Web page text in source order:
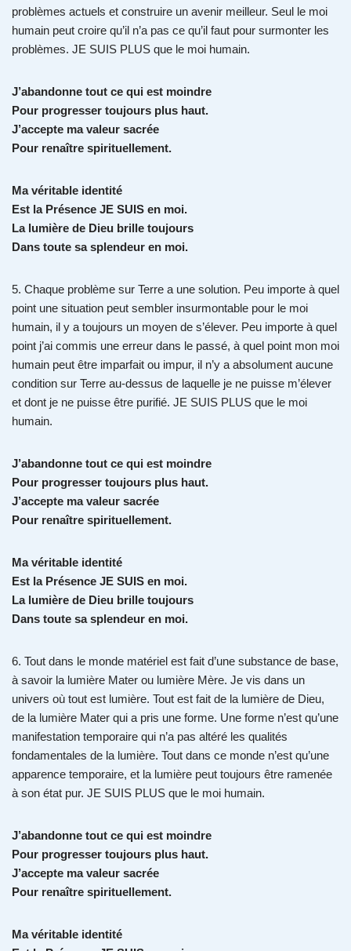
problèmes actuels et construire un avenir meilleur. Seul le moi
humain peut croire qu’il n’a pas ce qu’il faut pour surmonter les
problèmes. JE SUIS PLUS que le moi humain.
J’abandonne tout ce qui est moindre
Pour progresser toujours plus haut.
J’accepte ma valeur sacrée
Pour renaître spirituellement.
Ma véritable identité
Est la Présence JE SUIS en moi.
La lumière de Dieu brille toujours
Dans toute sa splendeur en moi.
5. Chaque problème sur Terre a une solution. Peu importe à quel
point une situation peut sembler insurmontable pour le moi
humain, il y a toujours un moyen de s’élever. Peu importe à quel
point j’ai commis une erreur dans le passé, à quel point mon moi
humain peut être imparfait ou impur, il n’y a absolument aucune
condition sur Terre au-dessus de laquelle je ne puisse m’élever
et dont je ne puisse être purifié. JE SUIS PLUS que le moi
humain.
J’abandonne tout ce qui est moindre
Pour progresser toujours plus haut.
J’accepte ma valeur sacrée
Pour renaître spirituellement.
Ma véritable identité
Est la Présence JE SUIS en moi.
La lumière de Dieu brille toujours
Dans toute sa splendeur en moi.
6. Tout dans le monde matériel est fait d’une substance de base,
à savoir la lumière Mater ou lumière Mère. Je vis dans un
univers où tout est lumière. Tout est fait de la lumière de Dieu,
de la lumière Mater qui a pris une forme. Une forme n’est qu’une
manifestation temporaire qui n’a pas altéré les qualités
fondamentales de la lumière. Tout dans ce monde n’est qu’une
apparence temporaire, et la lumière peut toujours être ramenée
à son état pur. JE SUIS PLUS que le moi humain.
J’abandonne tout ce qui est moindre
Pour progresser toujours plus haut.
J’accepte ma valeur sacrée
Pour renaître spirituellement.
Ma véritable identité